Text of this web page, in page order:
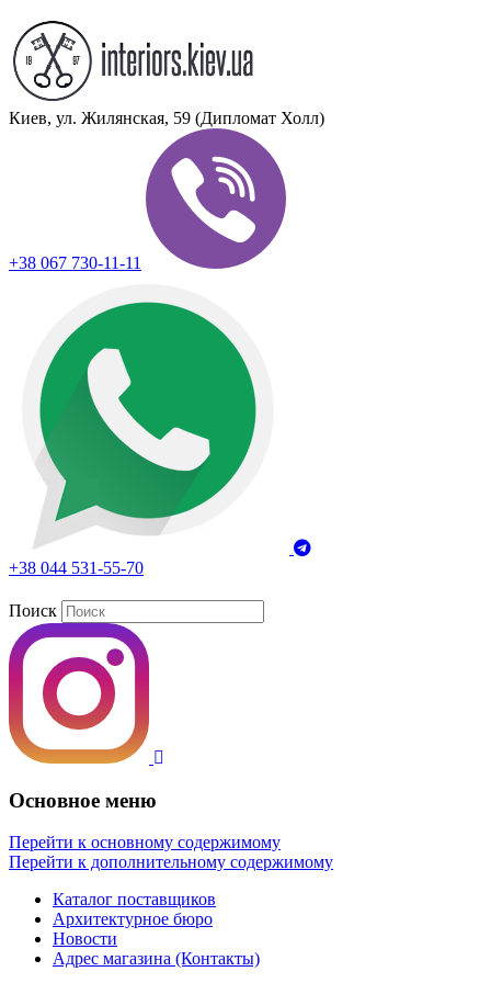
Киев, ул. Жилянская, 59 (Дипломат Холл)
+38 067 730-11-11
+38 044 531-55-70
Поиск
Основное меню
Перейти к основному содержимому
Перейти к дополнительному содержимому
Каталог поставщиков
Архитектурное бюро
Новости
Адрес магазина (Контакты)